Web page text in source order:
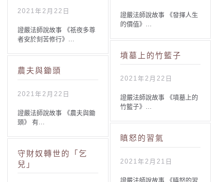
2021年2月22日
證嚴法師說故事 《祇夜多尊
者安於刻苦修行》…
農夫與鋤頭
2021年2月22日
證嚴法師說故事 《農夫與鋤
頭》 有…
證嚴法師說故事 《發揮人生
的價值》…
守財奴轉世的「乞
兒」
墳墓上的竹籃子
2021年2月22日
證嚴法師說故事 《墳墓上的
竹籃子》…
瞋怒的習氣
2021年2月21日
證嚴法師說故事 《瞋怒的習